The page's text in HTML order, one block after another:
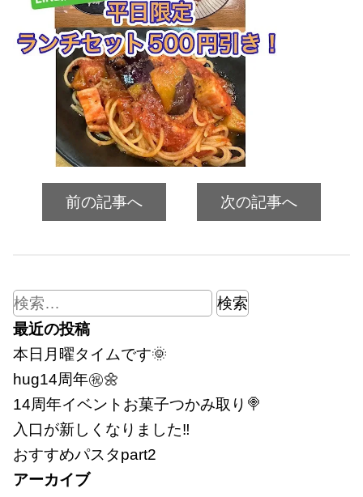
前の記事へ 次の記事へ
検
索:
最近の投稿
本日月曜タイムです🌞
hug14周年㊗🌼
14周年イベントお菓子つかみ取り🍭
入口が新しくなりました‼
おすすめパスタpart2
アーカイブ